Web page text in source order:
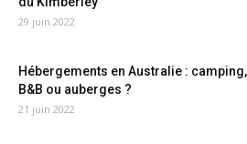
29 juin 2022
Hébergements en Australie :
B&B ou auberges ?
21 juin 2022